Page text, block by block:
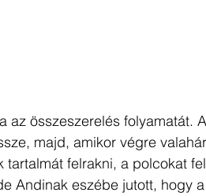
az összeszerelés folyamatát.
majd, amikor végre
felrakni, a polcokat
Andinak eszébe jutott, hogy